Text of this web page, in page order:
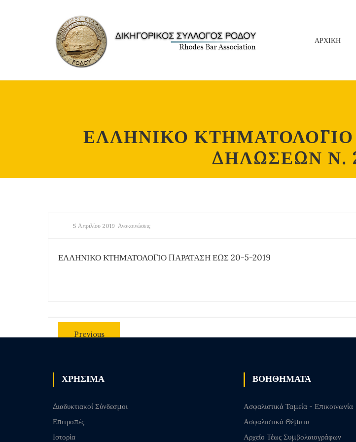
ΑΡΧΙΚΗ
ΕΛΛΗΝΙΚΟ
ΔΗΛΩΣΕΩΝ Ν.
5 Απριλίου 2019 Ανακοινώσεις
ΕΛΛΗΝΙΚΟ ΚΤΗΜΑΤΟΛΟΓΙΟ ΠΑΡΑΤΑΣΗ ΕΩΣ 20-5-2019
Previous
ΧΡΗΣΙΜΑ
Διαδυκτιακοί Σύνδεσμοι
Επιτροπές
Ιστορία
ΒΟΗΘΗΜΑΤΑ
Ασφαλιστικά Ταμεία - Επικοινωνία
Ασφαλιστικά Θέματα
Αρχείο Τέως Συμβολαιογράφων